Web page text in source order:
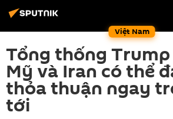
Việt Nam
Tổng thống
Mỹ và Iran có thể
thỏa thuận ngay
tới